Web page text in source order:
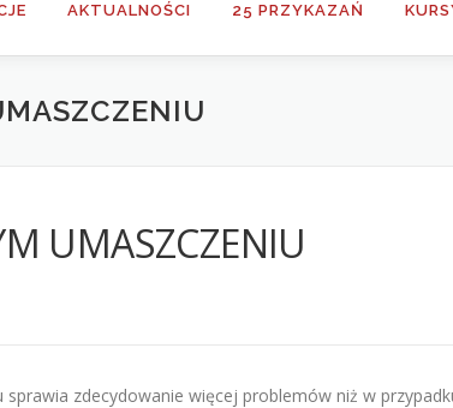
AKTUALNOŚCI 25 PRZYKAZAŃ
UMASZCZENIU
zdecydowanie więcej problemów niż w